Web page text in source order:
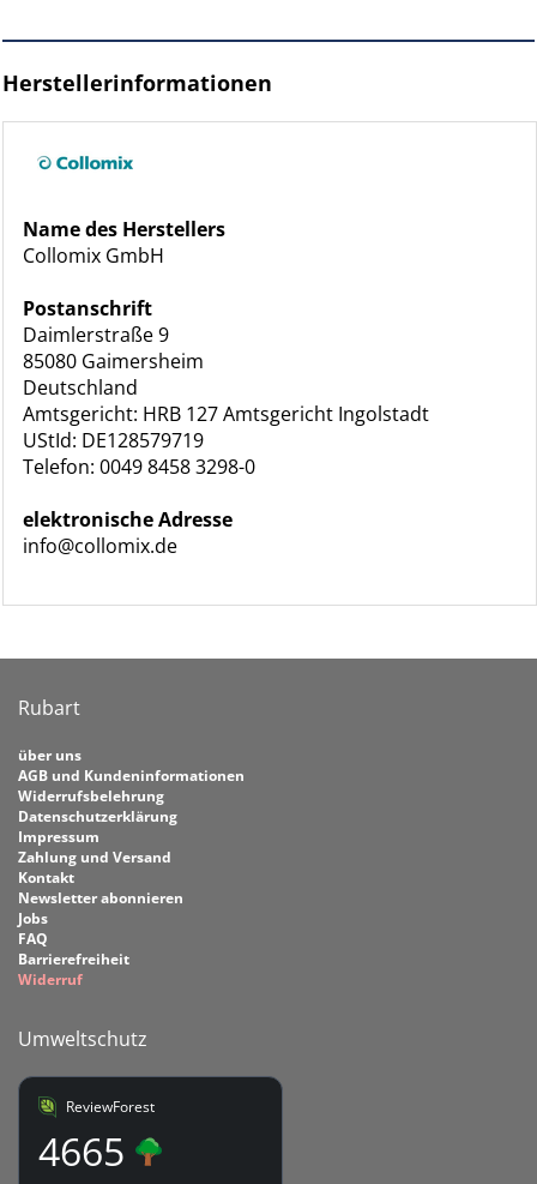
Herstellerinformationen
Name des Herstellers
Collomix GmbH
Postanschrift
Daimlerstraße 9
85080 Gaimersheim
Deutschland
Amtsgericht: HRB 127 Amtsgericht Ingolstadt
UStId: DE128579719
Telefon: 0049 8458 3298-0
elektronische Adresse
info@collomix.de
Rubart
über uns
AGB und Kundeninformationen
Widerrufsbelehrung
Datenschutzerklärung
Impressum
Zahlung und Versand
Kontakt
Newsletter abonnieren
Jobs
FAQ
Barrierefreiheit
Widerruf
Umweltschutz
ReviewForest
4665